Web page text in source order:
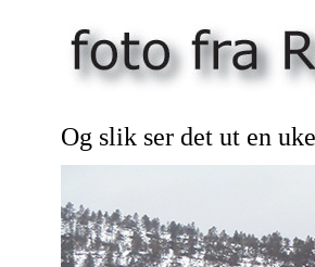
Og slik ser det ut en